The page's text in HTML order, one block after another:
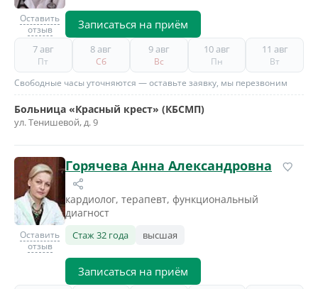
Оставить
отзыв
Записаться на приём
7 авг
Пт
8 авг
Сб
9 авг
Вс
10 авг
Пн
11 авг
Вт
Свободные часы уточняются — оставьте заявку, мы перезвоним
Больница «Красный крест» (КБСМП)
ул. Тенишевой, д. 9
Оставить
отзыв
Горячева Анна Александровна
кардиолог, терапевт, функциональный
диагност
Стаж 32 года высшая
Записаться на приём